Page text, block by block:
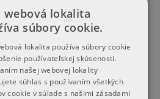
podľa Raifen Paket GmbH
Nákupný košík
webová lokalita
súbory cookie.
lokalita používa súbory cookie
používateľskej skúsenosti.
našej webovej lokality
súhlas s používaním všetkých
cookie v súlade s našimi zásadami